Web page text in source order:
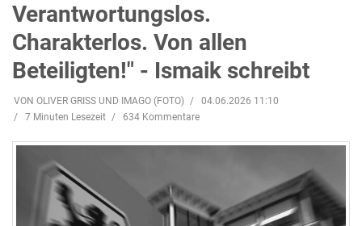
Verantwortungslos.
Charakterlos. Von allen
Beteiligten!" - Ismaik schreibt
VON OLIVER GRISS UND IMAGO (FOTO)
04.06.2026 11:10
7 Minuten Lesezeit
634 Kommentare